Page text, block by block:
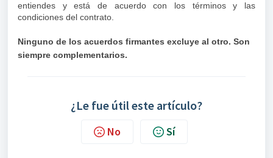
entiendes y está de acuerdo con los términos y las
condiciones del contrato.
Ninguno de los acuerdos firmantes excluye al otro. Son
siempre complementarios.
¿Le fue útil este artículo?
No Sí